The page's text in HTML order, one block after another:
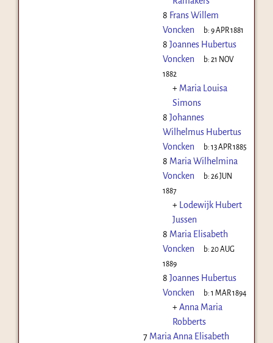
8 Frans Willem
Voncken
b:9 APR 1881
8 Joannes Hubertus
Voncken
b:21 NOV
1882
+ Maria Louisa
Simons
8 Johannes
Wilhelmus Hubertus
Voncken
b:13 APR 1885
8 Maria Wilhelmina
Voncken
b:26 JUN
1887
+ Lodewijk Hubert
Jussen
8 Maria Elisabeth
Voncken
b:20 AUG
1889
8 Joannes Hubertus
Voncken
b:1 MAR 1894
+Anna Maria
Robberts
7 Maria Anna Elisabeth